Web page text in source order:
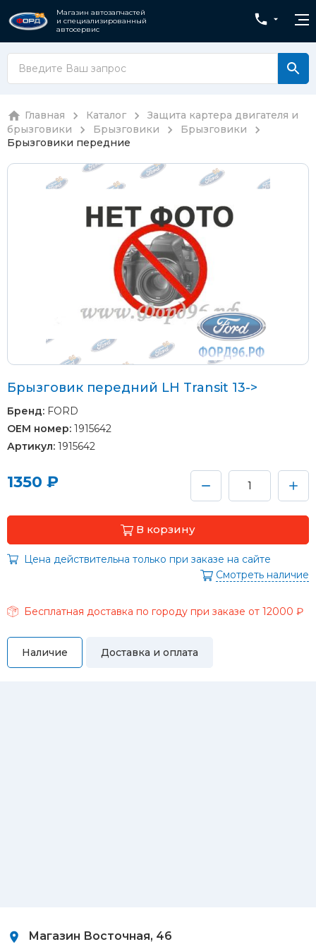
Магазин автозапчастей
и специализированный
автосервис
Главная Каталог
Защита картера двигателя и
брызговики
Брызговики
Брызговики
Брызговики передние
Брызговик передний LH Transit 13->
Бренд: FORD
OEM номер: 1915642
Артикул: 1915642
1350 ₽
В корзину
Смотреть наличие
Бесплатная доставка по городу при заказе от 12000 ₽
Цена действительна только при заказе на сайте
Наличие Доставка и оплата
Магазин Восточная, 46